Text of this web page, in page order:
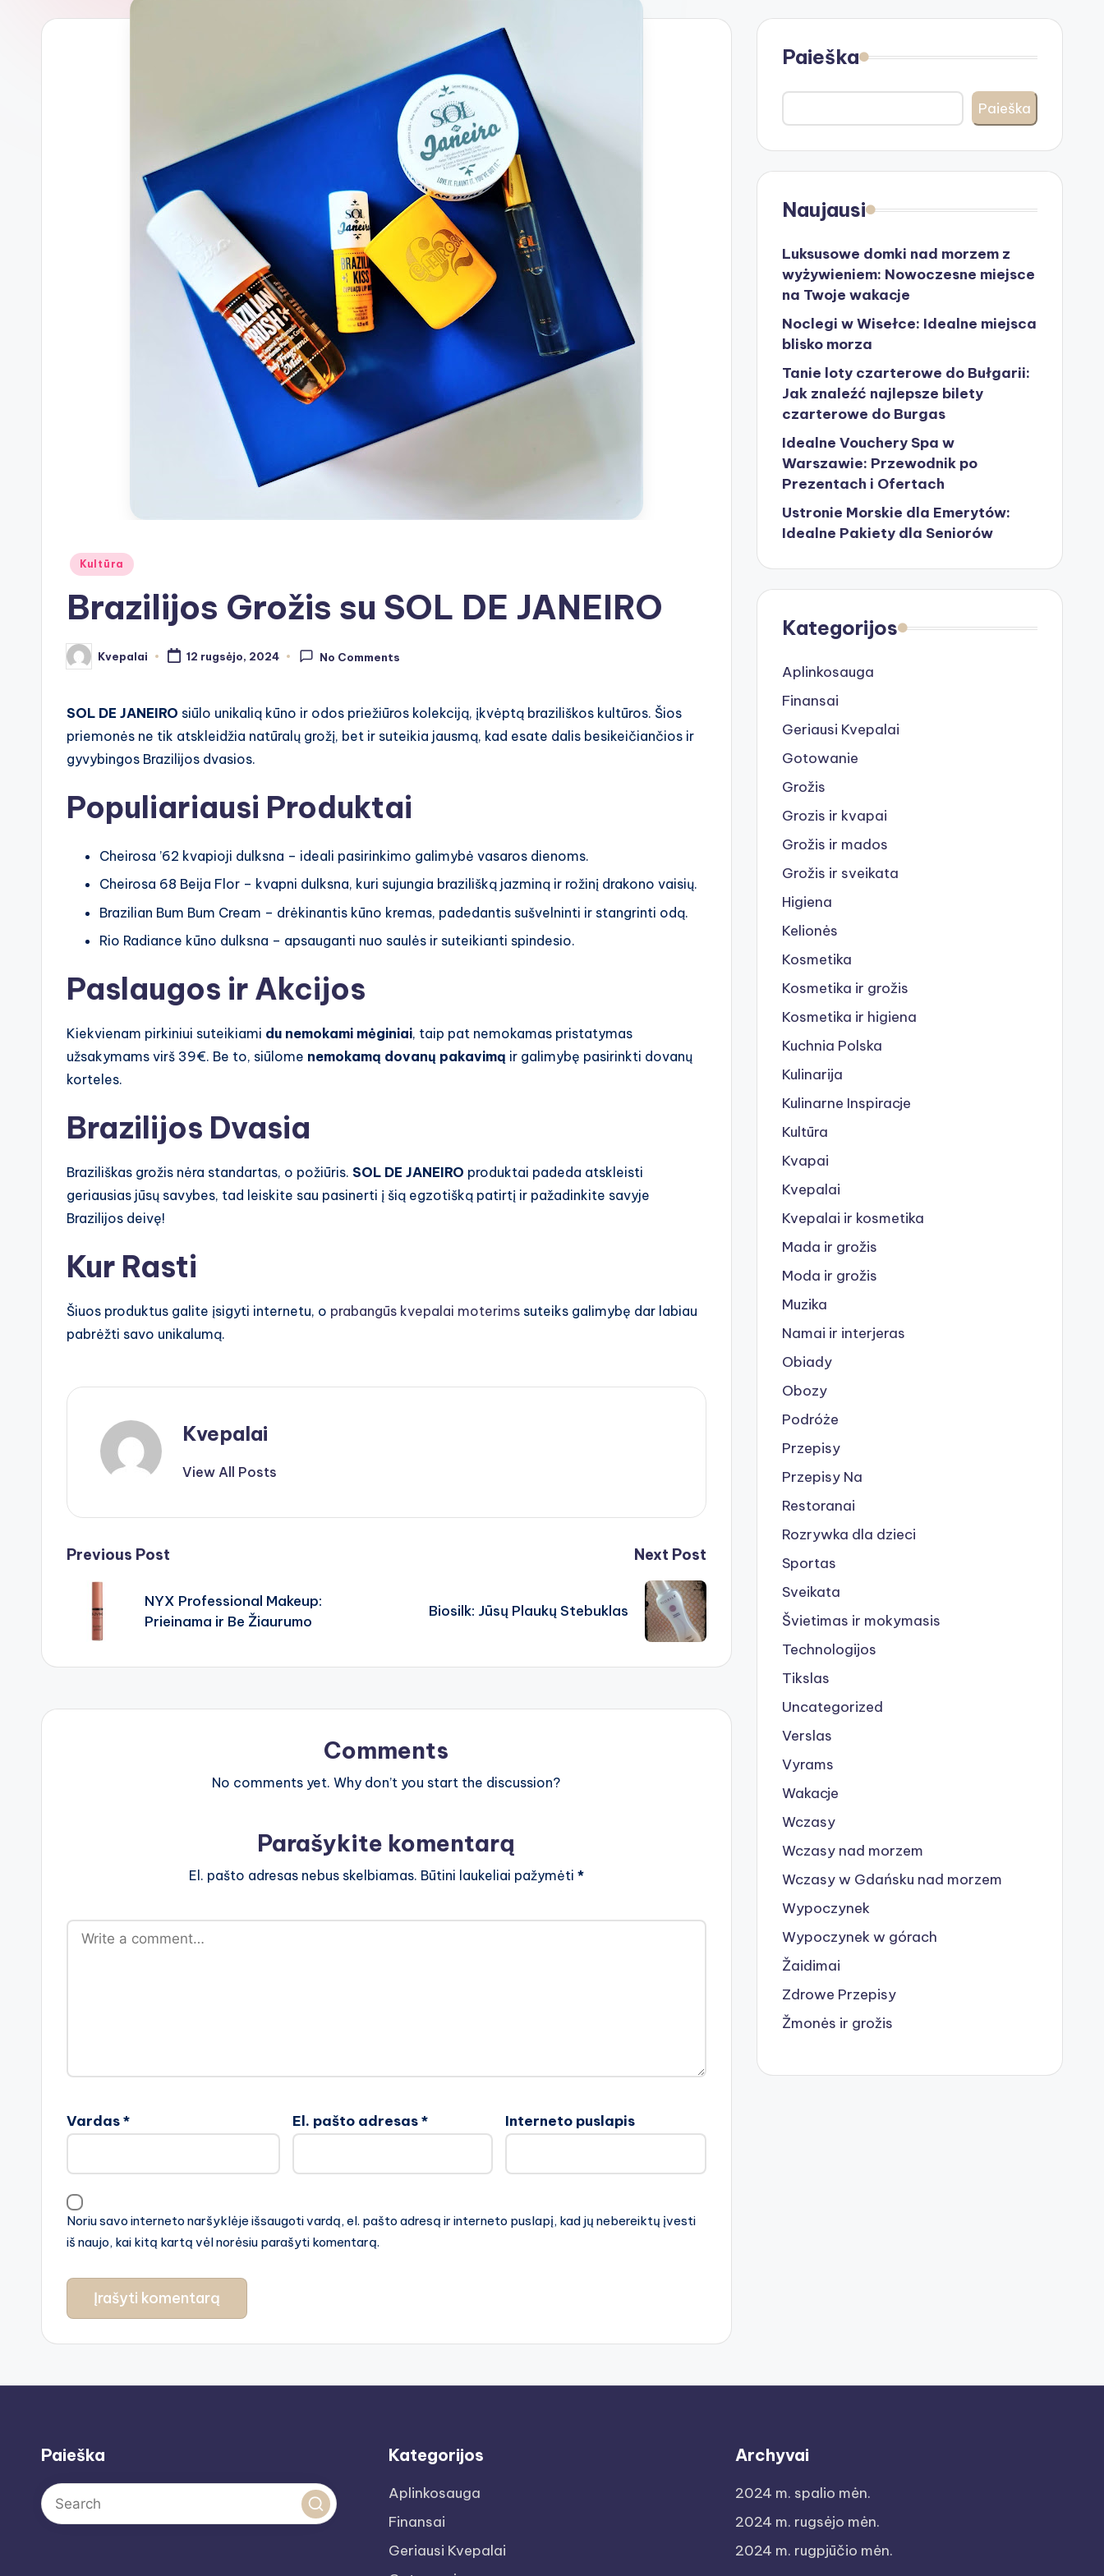
Posted
Kultūra
Brazilijos Grožis su SOL DE JANEIRO
Posted
by
Kvepalai 12 rugsėjo, 2024 No Comments
SOL DE JANEIRO siūlo unikalią kūno ir odos priežiūros kolekciją, įkvėptą braziliškos kultūros. Šios
priemonės ne tik atskleidžia natūralų grožį, bet ir suteikia jausmą, kad esate dalis besikeičiančios ir
gyvybingos Brazilijos dvasios.
Populiariausi Produktai
Cheirosa ’62 kvapioji dulksna – ideali pasirinkimo galimybė vasaros dienoms.
Cheirosa 68 Beija Flor – kvapni dulksna, kuri sujungia brazilišką jazminą ir rožinį drakono vaisių.
Brazilian Bum Bum Cream – drėkinantis kūno kremas, padedantis sušvelninti ir stangrinti odą.
Rio Radiance kūno dulksna – apsauganti nuo saulės ir suteikianti spindesio.
Paslaugos ir Akcijos
Kiekvienam pirkiniui suteikiami du nemokami mėginiai, taip pat nemokamas pristatymas
užsakymams virš 39€. Be to, siūlome nemokamą dovanų pakavimą ir galimybę pasirinkti dovanų
korteles.
Brazilijos Dvasia
Braziliškas grožis nėra standartas, o požiūris. SOL DE JANEIRO produktai padeda atskleisti
geriausias jūsų savybes, tad leiskite sau pasinerti į šią egzotišką patirtį ir pažadinkite savyje
Brazilijos deivę!
Kur Rasti
Šiuos produktus galite įsigyti internetu, o prabangūs kvepalai moterims suteiks galimybę dar labiau
pabrėžti savo unikalumą.
Kvepalai
View All Posts
Post
navigation
Previous Post
NYX Professional Makeup:
Prieinama ir Be Žiaurumo
Next Post
Biosilk: Jūsų Plaukų Stebuklas
Comments
No comments yet. Why don’t you start the discussion?
Parašykite komentarą
El. pašto adresas nebus skelbiamas. Būtini laukeliai pažymėti *
Vardas* El. pašto adresas* Interneto puslapis
Noriu savo interneto naršyklėje išsaugoti vardą, el. pašto adresą ir interneto puslapį, kad jų nebereiktų įvesti
iš naujo, kai kitą kartą vėl norėsiu parašyti komentarą.
Paieška
Paieška
Naujausi
Luksusowe domki nad morzem z
wyżywieniem: Nowoczesne miejsce
na Twoje wakacje
Noclegi w Wisełce: Idealne miejsca
blisko morza
Tanie loty czarterowe do Bułgarii:
Jak znaleźć najlepsze bilety
czarterowe do Burgas
Idealne Vouchery Spa w
Warszawie: Przewodnik po
Prezentach i Ofertach
Ustronie Morskie dla Emerytów:
Idealne Pakiety dla Seniorów
Kategorijos
Aplinkosauga
Finansai
Geriausi Kvepalai
Gotowanie
Grožis
Grozis ir kvapai
Grožis ir mados
Grožis ir sveikata
Higiena
Kelionės
Kosmetika
Kosmetika ir grožis
Kosmetika ir higiena
Kuchnia Polska
Kulinarija
Kulinarne Inspiracje
Kultūra
Kvapai
Kvepalai
Kvepalai ir kosmetika
Mada ir grožis
Moda ir grožis
Muzika
Namai ir interjeras
Obiady
Obozy
Podróże
Przepisy
Przepisy Na
Restoranai
Rozrywka dla dzieci
Sportas
Sveikata
Švietimas ir mokymasis
Technologijos
Tikslas
Uncategorized
Verslas
Vyrams
Wakacje
Wczasy
Wczasy nad morzem
Wczasy w Gdańsku nad morzem
Wypoczynek
Wypoczynek w górach
Žaidimai
Zdrowe Przepisy
Žmonės ir grožis
Paieška Kategorijos
Aplinkosauga
Finansai
Geriausi Kvepalai
Archyvai
2024 m. spalio mėn.
2024 m. rugsėjo mėn.
2024 m. rugpjūčio mėn.